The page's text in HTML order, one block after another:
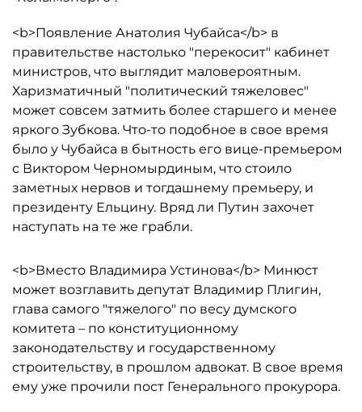
<b>Появление Анатолия Чубайса</b> в
правительстве настолько "перекосит" кабинет
министров, что выглядит маловероятным.
Харизматичный "политический тяжеловес"
может совсем затмить более старшего и менее
яркого Зубкова. Что-то подобное в свое время
было у Чубайса в бытность его вице-премьером
с Виктором Черномырдиным, что стоило
заметных нервов и тогдашнему премьеру, и
президенту Ельцину. Вряд ли Путин захочет
наступать на те же грабли.
<b>Вместо Владимира Устинова</b> Минюст
может возглавить депутат Владимир Плигин,
глава самого "тяжелого" по весу думского
комитета – по конституционному
законодательству и государственному
строительству, в прошлом адвокат. В свое время
ему уже прочили пост Генерального прокурора.